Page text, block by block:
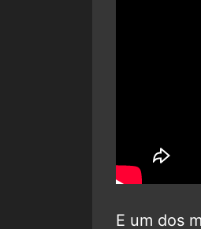
E um dos